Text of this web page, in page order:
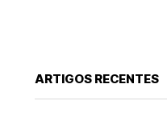
ARTIGOS RECENTES